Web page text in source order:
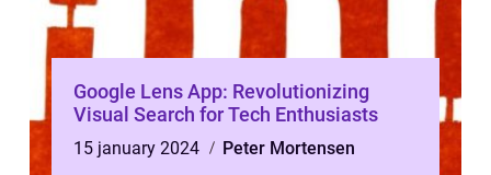
Google Lens App: Revolutionizing
Visual Search for Tech Enthusiasts
15 january 2024
Peter Mortensen